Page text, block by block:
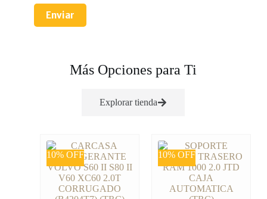
Enviar
Más Opciones para Ti
Explorar tienda
10% OFF 10% OFF